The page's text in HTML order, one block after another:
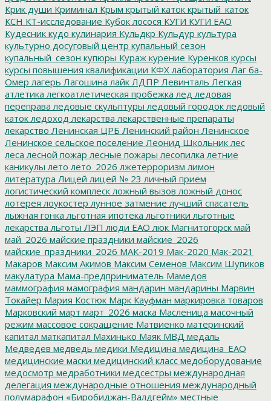
Крик души Криминал Крым крытый каток крытый_каток
КСН КТ-исследование Кубок лосося КУГИ КУГИ ЕАО
Кудесник кудо кулинария Кульдкр Кульдур культура
культурно досуговый центр купальный сезон
купальный_сезон купюры Кураж курение Куренков курсы
курсы повышения квалификации КФХ лаборатория Лаг ба-
Омер лагерь Лагошина лайк ЛДПР Левинталь Легкая
атлетика легкоатлетическая пробежка лед ледовая
переправа ледовые скульптуры ледовый городок ледовый
каток ледоход лекарства лекарственные препараты
лекарство Ленинская ЦРБ Ленинский район Ленинское
Ленинское сельское поселение Леонид Школьник лес
леса лесной пожар лесные пожары лесопилка летние
каникулы лето лето_2026 лжетерроризм лимон
литература Лицей лицей № 23 личный прием
логистический комплеск ложный вызов ложный донос
лотерея лоукостер лунное затмение лучший спасатель
лыжная гонка льготная ипотека льготники льготные
лекарства льготы ЛЭП люди ЕАО люк Магнитогорск май
май_2026 майские праздники майские_2026
майские_праздники_2026 МАК-2019 Мак-2020 Мак-2021
Макаров Максим Акимов Максим Семенов Максим Шупиков
макулатура Мама-предприниматель Мамедов
маммография мамография мандарин мандарины Марвин
Токайер Мария Костюк Марк Кауфман маркировка товаров
Марковский март март_2026 маска Масленица масочный
режим массовое сокращение Матвиенко материнский
капитал маткапитал Махинько Маяк МВД медаль
Медведев медведь медики Медицина медицина_ЕАО
медицинские маски медицинский класс медоборудование
медосмотр медработники медсестры международная
делегация международные отношения международный
полумарафон «Биробиджан-Валдгейм» местные